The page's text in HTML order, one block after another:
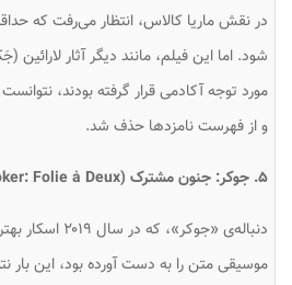
در نقش ماریا کالاس، انتظار می‌رفت که
شود. اما این فیلم، مانند دیگر آثار
مورد توجه آکادمی قرار گرفته بودند،
و از فهرست نامزدها حذف شد.
۵. جوکر: جنون مشترک (Joker: Folie à Deux)
دنباله‌ی «جوکر»،
موسیقی متن را به دست آورده بود، این بار